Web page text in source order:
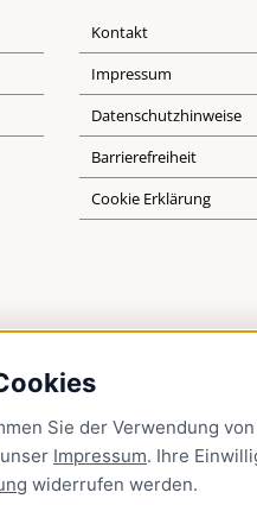
Sie der Verwendung
Impressum. Ihre
widerrufen werden.
Kontakt
Impressum
Datenschutzhinweise
Barrierefreiheit
Cookie Erklärung